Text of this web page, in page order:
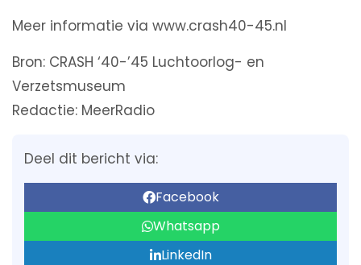
Meer informatie via www.crash40-45.nl
Bron: CRASH ‘40-’45 Luchtoorlog- en
Verzetsmuseum
Redactie: MeerRadio
Deel dit bericht via:
Facebook
Whatsapp
LinkedIn